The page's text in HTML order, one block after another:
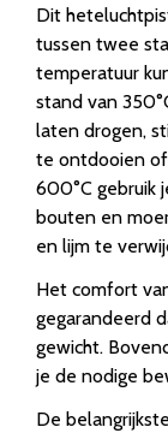
Dit
tussen twee
temperatuur
stand van
laten drogen,
te ontdooien of
600°C gebruik
bouten en
en lijm te
Het comfort
gegarandeerd
gewicht.
je de nodige
De